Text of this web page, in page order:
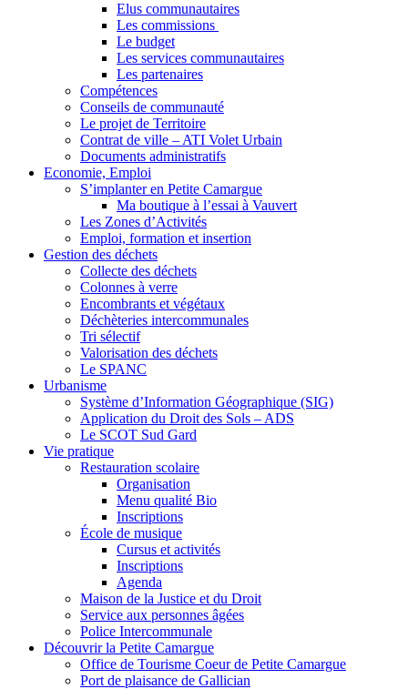
Elus communautaires
Les commissions
Le budget
Les services communautaires
Les partenaires
Compétences
Conseils de communauté
Le projet de Territoire
Contrat de ville – ATI Volet Urbain
Documents administratifs
Economie, Emploi
S’implanter en Petite Camargue
Ma boutique à l’essai à Vauvert
Les Zones d’Activités
Emploi, formation et insertion
Gestion des déchets
Collecte des déchets
Colonnes à verre
Encombrants et végétaux
Déchèteries intercommunales
Tri sélectif
Valorisation des déchets
Le SPANC
Urbanisme
Système d’Information Géographique (SIG)
Application du Droit des Sols – ADS
Le SCOT Sud Gard
Vie pratique
Restauration scolaire
Organisation
Menu qualité Bio
Inscriptions
École de musique
Cursus et activités
Inscriptions
Agenda
Maison de la Justice et du Droit
Service aux personnes âgées
Police Intercommunale
Découvrir la Petite Camargue
Office de Tourisme Coeur de Petite Camargue
Port de plaisance de Gallician